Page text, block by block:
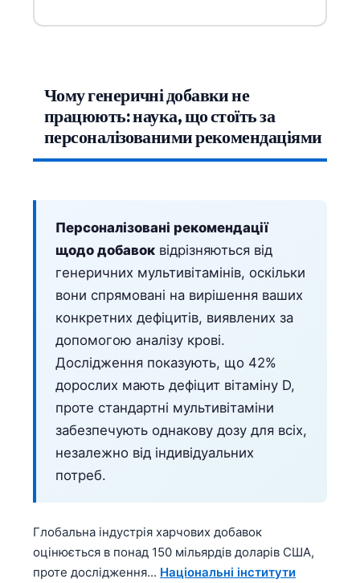
Чому генеричні добавки не
працюють: наука, що стоїть за
персоналізованими рекомендаціями
Персоналізовані рекомендації
щодо добавок відрізняються від
генеричних мультивітамінів, оскільки
вони спрямовані на вирішення ваших
конкретних дефіцитів, виявлених за
допомогою аналізу крові.
Дослідження показують, що 42%
дорослих мають дефіцит вітаміну D,
проте стандартні мультивітаміни
забезпечують однакову дозу для всіх,
незалежно від індивідуальних
потреб.
Глобальна індустрія харчових добавок
оцінюється в понад 150 мільярдів доларів США,
проте дослідження... Національні інститути